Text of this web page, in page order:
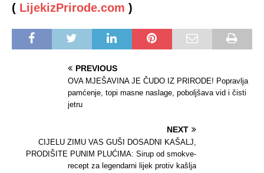
( LijekizPrirode.com )
PREVIOUS
OVA MJEŠAVINA JE ČUDO IZ PRIRODE! Popravlja
pamćenje, topi masne naslage, poboljšava vid i čisti
jetru
NEXT
CIJELU ZIMU VAS GUŠI DOSADNI KAŠALJ,
PRODIŠITE PUNIM PLUĆIMA: Sirup od smokve-
recept za legendarni lijek protiv kašlja